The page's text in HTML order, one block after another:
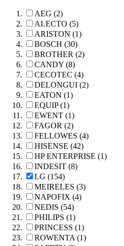
AEG (2)
ALECTO (5)
ARISTON (1)
BOSCH (30)
BROTHER (2)
CANDY (8)
CECOTEC (4)
DELONGUI (2)
EATON (1)
EQUIP (1)
EWENT (1)
FAGOR (2)
FELLOWES (4)
HISENSE (42)
HP ENTERPRISE (1)
INDESIT (8)
LG (154)
MEIRELES (3)
NAPOFIX (4)
NEDIS (54)
PHILIPS (1)
PRINCESS (1)
ROWENTA (1)